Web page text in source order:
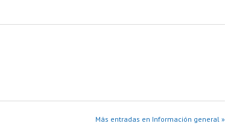
Más entradas en Información general »